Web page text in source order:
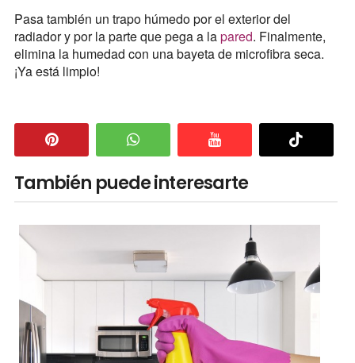
Pasa también un trapo húmedo por el exterior del
radiador y por la parte que pega a lapared. Finalmente,
elimina la humedad con una bayeta de microfibra seca.
¡Ya está limpio!
También puede interesarte